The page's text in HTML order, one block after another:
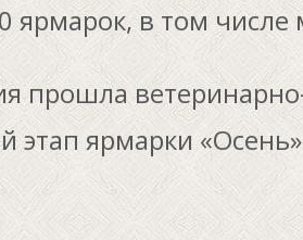
ярмарок, в том
прошла
ярмарки